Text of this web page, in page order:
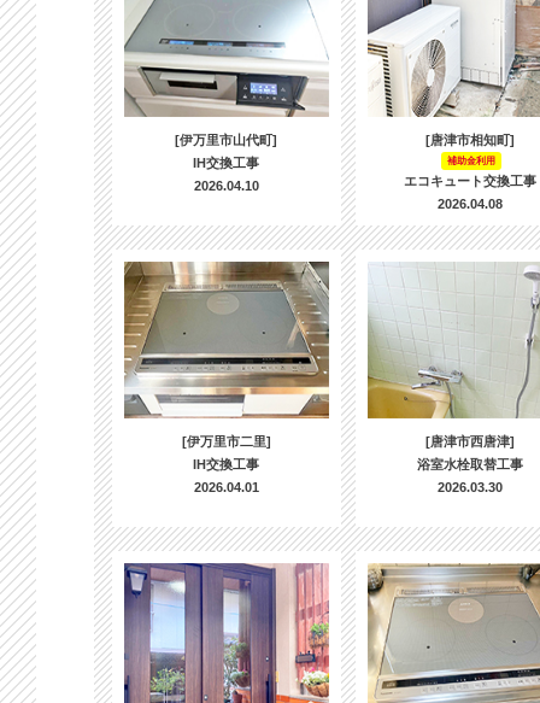
[伊万里市山代町]
IH交換工事
2026.04.10
[唐津市相知町]
補助金利用
エコキュート交換工事
2026.04.08
[伊万里市二里]
IH交換工事
2026.04.01
[唐津市西唐津]
浴室水栓取替工事
2026.03.30